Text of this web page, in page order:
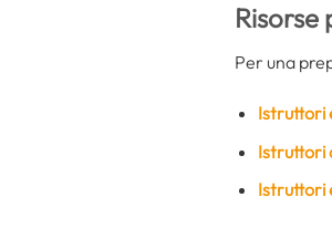
Per una
Istruttori
Istruttori
Istruttori